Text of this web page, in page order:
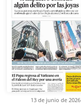
13 de junio de 2026